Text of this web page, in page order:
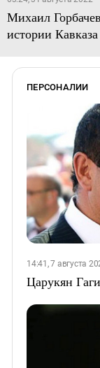
Михаил
истории Кавказа
ПЕРСОНАЛИИ
14:41, 7 августа
Царукян